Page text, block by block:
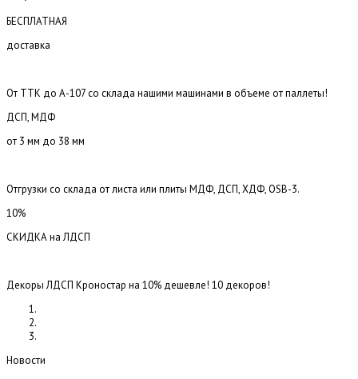
БЕСПЛАТНАЯ
доставка
От ТТК до А-107 со склада нашими машинами в объеме от паллеты!
ДСП, МДФ
от 3 мм до 38 мм
Отгрузки со склада от листа или плиты МДФ, ДСП, ХДФ, OSB-3.
10%
СКИДКА на ЛДСП
Декоры ЛДСП Кроностар на 10% дешевле! 10 декоров!
Новости